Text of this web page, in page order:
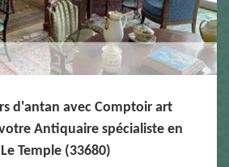
d'antan avec Comptoir art
Antiquaire spécialiste en
Temple (33680)